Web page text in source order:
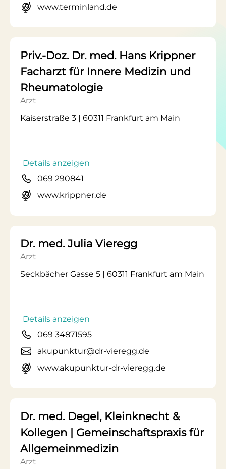
www.terminland.de
Priv.-Doz. Dr. med. Hans Krippner
Facharzt für Innere Medizin und
Rheumatologie
Arzt
Kaiserstraße 3 | 60311 Frankfurt am Main
Details anzeigen
069 290841
www.krippner.de
Dr. med. Julia Vieregg
Arzt
Seckbächer Gasse 5 | 60311 Frankfurt am Main
Details anzeigen
069 34871595
akupunktur@dr-vieregg.de
www.akupunktur-dr-vieregg.de
Dr. med. Degel, Kleinknecht &
Kollegen | Gemeinschaftspraxis für
Allgemeinmedizin
Arzt